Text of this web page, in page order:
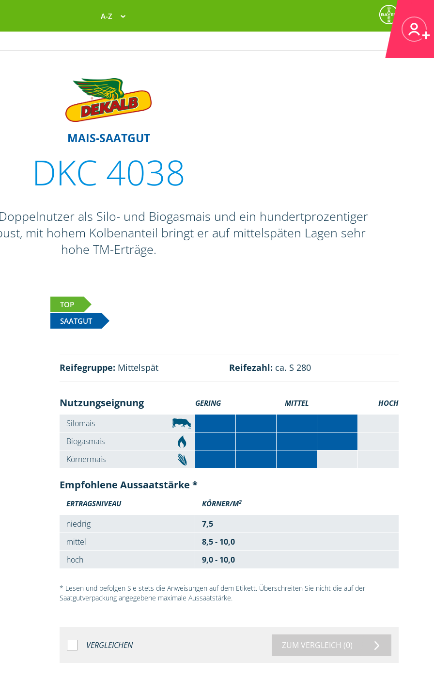
A-Z
MAIS-SAATGUT
DKC 4038
als Silo- und Biogasmais und ein hundertprozentiger
mit hohem Kolbenanteil bringt er auf mittelspäten Lagen sehr
hohe TM-Erträge.
TOP
SAATGUT
Reifegruppe: Mittelspät Reifezahl: ca. S 280
Nutzungseignung GERING MITTEL HOCH
Silomais
Biogasmais
Körnermais
Empfohlene Aussaatstärke *
ERTRAGSNIVEAU KÖRNER/M2
niedrig
7,5
mittel
8,5 - 10,0
hoch
9,0 - 10,0
* Lesen und befolgen Sie stets die Anweisungen auf dem Etikett. Überschreiten Sie nicht die auf der
Saatgutverpackung angegebene maximale Aussaatstärke.
VERGLEICHEN ZUM VERGLEICH (0)